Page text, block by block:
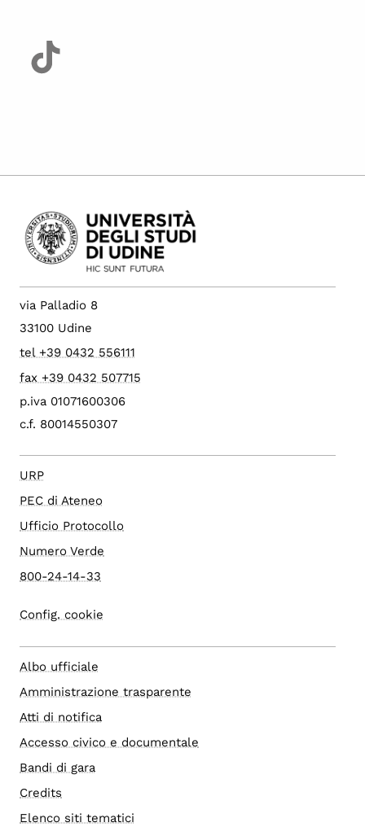
via Palladio 8
33100 Udine
tel +39 0432 556111
fax +39 0432 507715
p.iva 01071600306
c.f. 80014550307
URP
PEC di Ateneo
Ufficio Protocollo
Numero Verde
800-24-14-33
Config. cookie
Albo ufficiale
Amministrazione trasparente
Atti di notifica
Accesso civico e documentale
Bandi di gara
Credits
Elenco siti tematici